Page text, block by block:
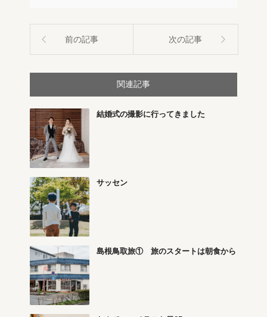
前の記事 次の記事
関連記事
結婚式の撮影に行ってきました
サッセン
島根鳥取旅① 旅のスタートは朝食から